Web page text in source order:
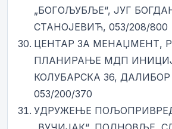
„БОГОЉУБЉЕ“, ЈУГ
СТАНОЈЕВИЋ, 053/208/800
ЦЕНТАР ЗА МЕНАЏМЕНТ,
ПЛАНИРАЊЕ МДП
КОЛУБАРСКА 36,
053/200/370
УДРУЖЕЊЕ